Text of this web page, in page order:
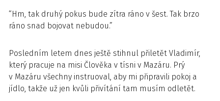
“Hm, tak druhý pokus bude zítra ráno v šest. Tak brzo
ráno snad bojovat nebudou.”
Posledním letem dnes ještě stihnul přiletět Vladimír,
který pracuje na misi Člověka v tísni v Mazáru. Prý
v Mazáru všechny instruoval, aby mi připravili pokoj a
jídlo, takže už jen kvůli přivítání tam musím odletět.